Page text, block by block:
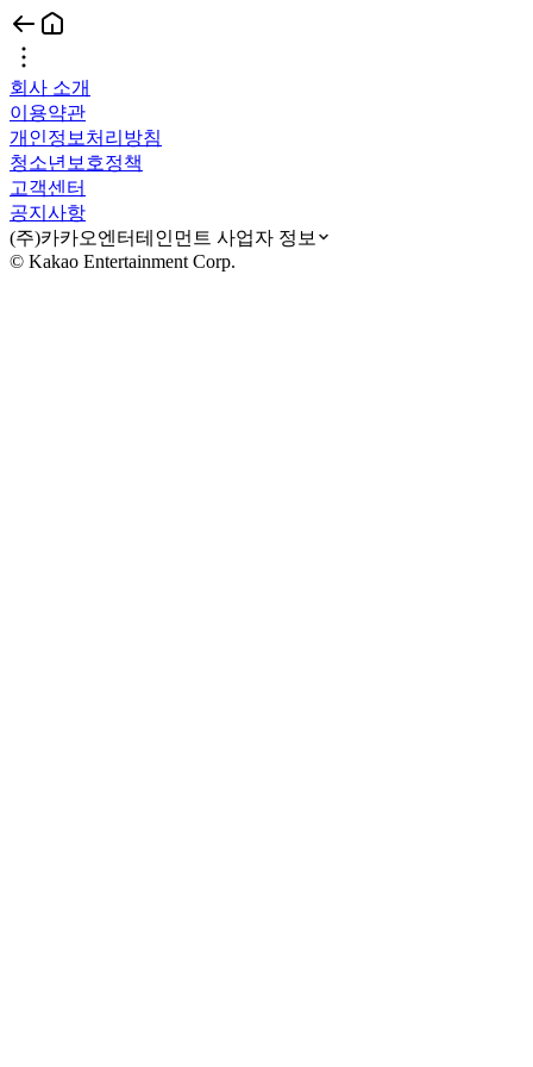
회사 소개
이용약관
개인정보처리방침
청소년보호정책
고객센터
공지사항
(주)카카오엔터테인먼트 사업자 정보
© Kakao Entertainment Corp.